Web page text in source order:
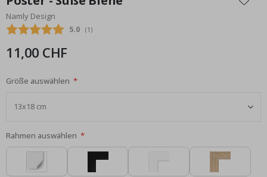
der
Bildgalerie
springen
Namly Design
Durchschnittliche Bewertung:
5.0 (abgegebene bewertungen:
1 )
11,00 CHF
Größe auswählen
Rahmen auswählen